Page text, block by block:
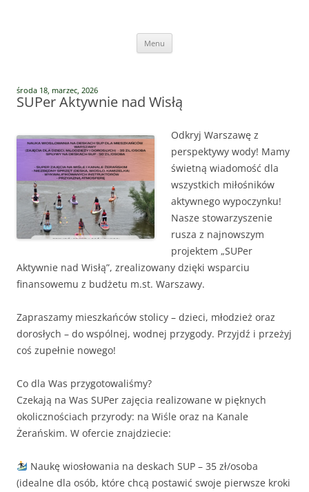
Menu
środa 18, marzec, 2026
SUPer Aktywnie nad Wisłą
Odkryj Warszawę z
perspektywy wody! Mamy
świetną wiadomość dla
wszystkich miłośników
aktywnego wypoczynku!
Nasze stowarzyszenie
rusza z najnowszym
projektem „SUPer
Aktywnie nad Wisłą”, zrealizowany dzięki wsparciu
finansowemu z budżetu m.st. Warszawy.
Zapraszamy mieszkańców stolicy – dzieci, młodzież oraz
dorosłych – do wspólnej, wodnej przygody. Przyjdź i przeżyj
coś zupełnie nowego!
Co dla Was przygotowaliśmy?
Czekają na Was SUPer zajęcia realizowane w pięknych
okolicznościach przyrody: na Wiśle oraz na Kanale
Żerańskim. W ofercie znajdziecie:
Naukę wiosłowania na deskach SUP – 35 zł/osoba
(idealne dla osób, które chcą postawić swoje pierwsze kroki